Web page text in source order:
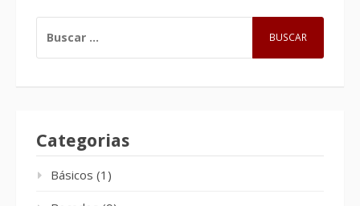
Categorias
Básicos (1)